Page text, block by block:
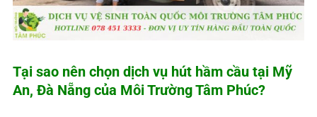
Tại sao nên chọn dịch vụ hút hầm cầu tại Mỹ
An, Đà Nẵng của Môi Trường Tâm Phúc?